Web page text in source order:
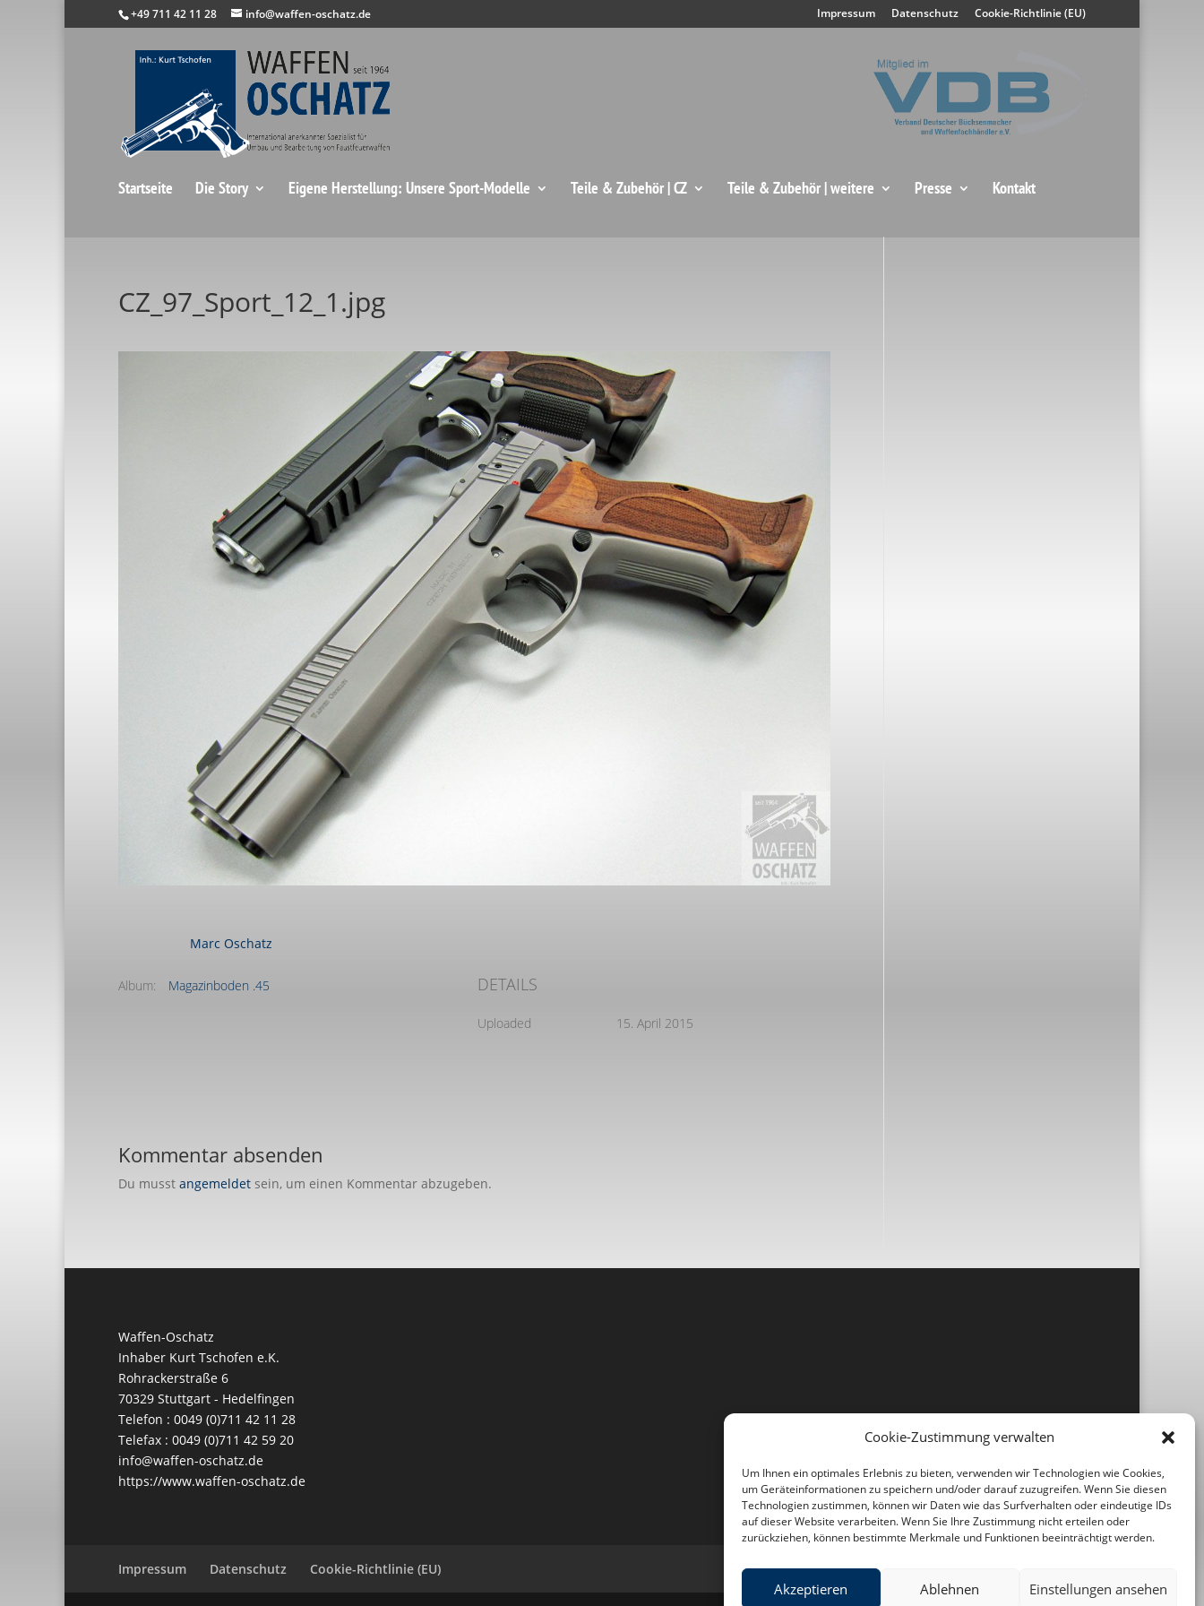
Cookie-Zustimmung verwalten
Um Ihnen ein optimales Erlebnis zu bieten, verwenden wir Technologien wie Cookies,
um Geräteinformationen zu speichern und/oder darauf zuzugreifen. Wenn Sie diesen
Technologien zustimmen, können wir Daten wie das Surfverhalten oder eindeutige IDs
auf dieser Website verarbeiten. Wenn Sie Ihre Zustimmung nicht erteilen oder
zurückziehen, können bestimmte Merkmale und Funktionen beeinträchtigt werden.
Akzeptieren Ablehnen Einstellungen ansehen
+49 711 42 11 28 info@waffen-oschatz.de Impressum Datenschutz Cookie-Richtlinie (EU)
Startseite Die Story Eigene Herstellung: Unsere Sport-Modelle Teile & Zubehör | CZ Teile & Zubehör | weitere Presse Kontakt
CZ_97_Sport_12_1.jpg
Marc Oschatz
Album: Magazinboden .45 DETAILS
Uploaded 15. April 2015
Kommentar absenden
Du musst angemeldet sein, um einen Kommentar abzugeben.
Waffen-Oschatz
Inhaber Kurt Tschofen e.K.
Rohrackerstraße 6
70329 Stuttgart - Hedelfingen
Telefon : 0049 (0)711 42 11 28
Telefax : 0049 (0)711 42 59 20
info@waffen-oschatz.de
https://www.waffen-oschatz.de
Impressum Datenschutz Cookie-Richtlinie (EU)